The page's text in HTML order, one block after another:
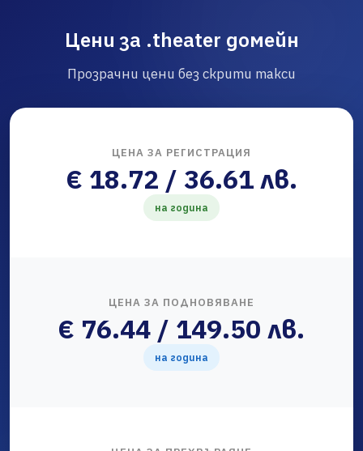
Цени за .theater домейн
Прозрачни цени без скрити такси
ЦЕНА ЗА РЕГИСТРАЦИЯ
€ 18.72 / 36.61 лв.
на година
ЦЕНА ЗА ПОДНОВЯВАНЕ
€ 76.44 / 149.50 лв.
на година